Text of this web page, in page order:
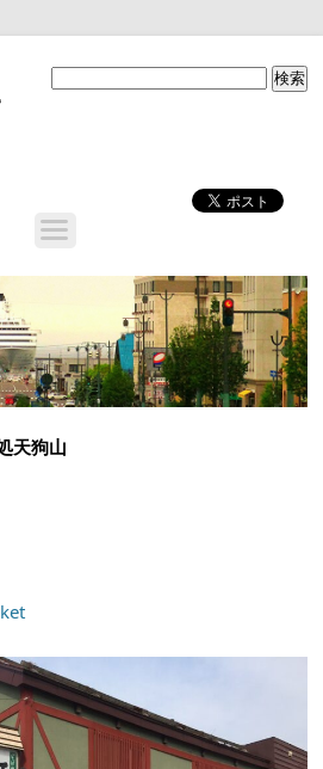
天狗山